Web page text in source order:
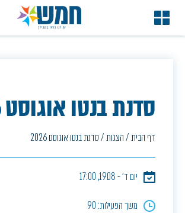
סדנת בנטו אוגוסט 2026
דף הבית/הצגות/סדנת בנטו אוגוסט 2026
יום ד׳ - 19.08, 17:00
משך הפעילות: 90